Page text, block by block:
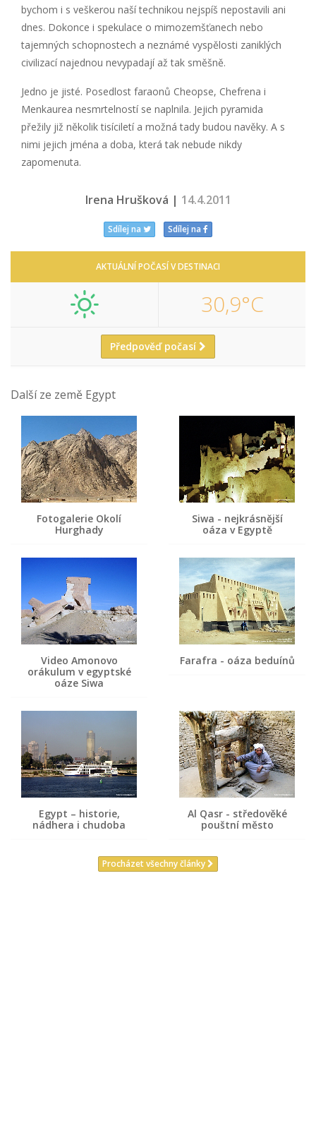
bychom i s veškerou naší technikou nejspíš nepostavili ani
dnes. Dokonce i spekulace o mimozemšťanech nebo
tajemných schopnostech a neznámé vyspělosti zaniklých
civilizací najednou nevypadají až tak směšně.
Jedno je jisté. Posedlost faraonů Cheopse, Chefrena i
Menkaurea nesmrtelností se naplnila. Jejich pyramida
přežily již několik tisíciletí a možná tady budou navěky. A s
nimi jejich jména a doba, která tak nebude nikdy
zapomenuta.
Irena Hrušková | 14.4.2011
Sdílej na Sdílej na
AKTUÁLNÍ POČASÍ V DESTINACI
30,9°C
Předpověď počasí
Další ze země Egypt
Fotogalerie Okolí
Hurghady
Siwa - nejkrásnější
oáza v Egyptě
Video Amonovo
orákulum v egyptské
oáze Siwa
Farafra - oáza beduínů
Egypt – historie,
nádhera i chudoba
Al Qasr - středověké
pouštní město
Procházet všechny články